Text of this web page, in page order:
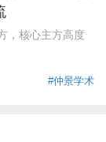
，核心主方高度
#仲景学术